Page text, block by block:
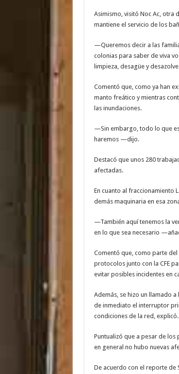
Asimismo, visitó Noc Ac, otra
mantiene el servicio de los
—Queremos decir a las
colonias para saber de viva
limpieza, desagüe y
Comentó que, como ya han
manto freático y mientras
las inundaciones.
—Sin embargo, todo lo que
haremos —dijo.
Destacó que unos 280
afectadas.
En cuanto al fraccionamiento
demás maquinaria en esa
—También aquí tenemos la
en lo que sea necesario
Comentó que, como parte
protocolos junto con la CFE
evitar posibles incidentes en
Además, se hizo un llamado
de inmediato el interruptor
condiciones de la red, explicó.
Puntualizó que a pesar de
en general no hubo nuevas
De acuerdo con el reporte de